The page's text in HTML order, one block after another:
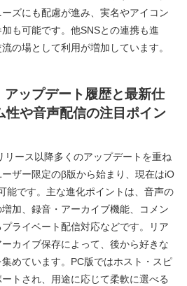
ズにも配慮が進み、実名やアイコン
も可能です。他SNSとの連携も進
の場として利用が増加しています。
アップデート履歴と最新仕
性や音声配信の注目ポイン
リース以降多くのアップデートを重ね
ザー限定のβ版から始まり、現在はiO
能です。主な進化ポイントは、音声の
加、録音・アーカイブ機能、コメン
ライベート配信対応などです。リア
カイブ保存によって、後から好きな
めています。PC版ではホスト・スピ
トされ、用途に応じて柔軟に選べる